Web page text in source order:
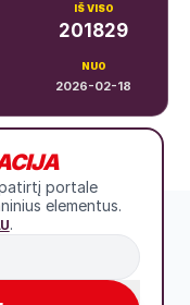
IŠ VISO
201829
NUO
2026-02-18
portale
elementus.
.